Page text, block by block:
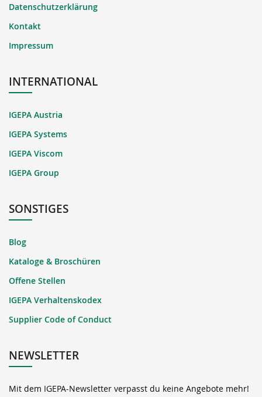
Datenschutzerklärung
Kontakt
Impressum
INTERNATIONAL
IGEPA Austria
IGEPA Systems
IGEPA Viscom
IGEPA Group
SONSTIGES
Blog
Kataloge & Broschüren
Offene Stellen
IGEPA Verhaltenskodex
Supplier Code of Conduct
NEWSLETTER
Mit dem IGEPA-Newsletter verpasst du keine Angebote mehr!